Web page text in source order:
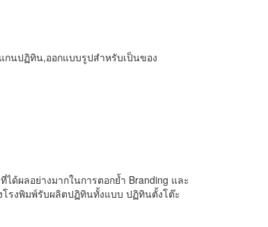
กนปฏิทิน,ออกแบบรูปสำหรับเป็นของ
ด้ผลอย่างมากในการตอกย้ำ Branding และ
โรงพิมพ์รับผลิตปฏิทินทั้งแบบ ปฏิทินตั้งโต๊ะ